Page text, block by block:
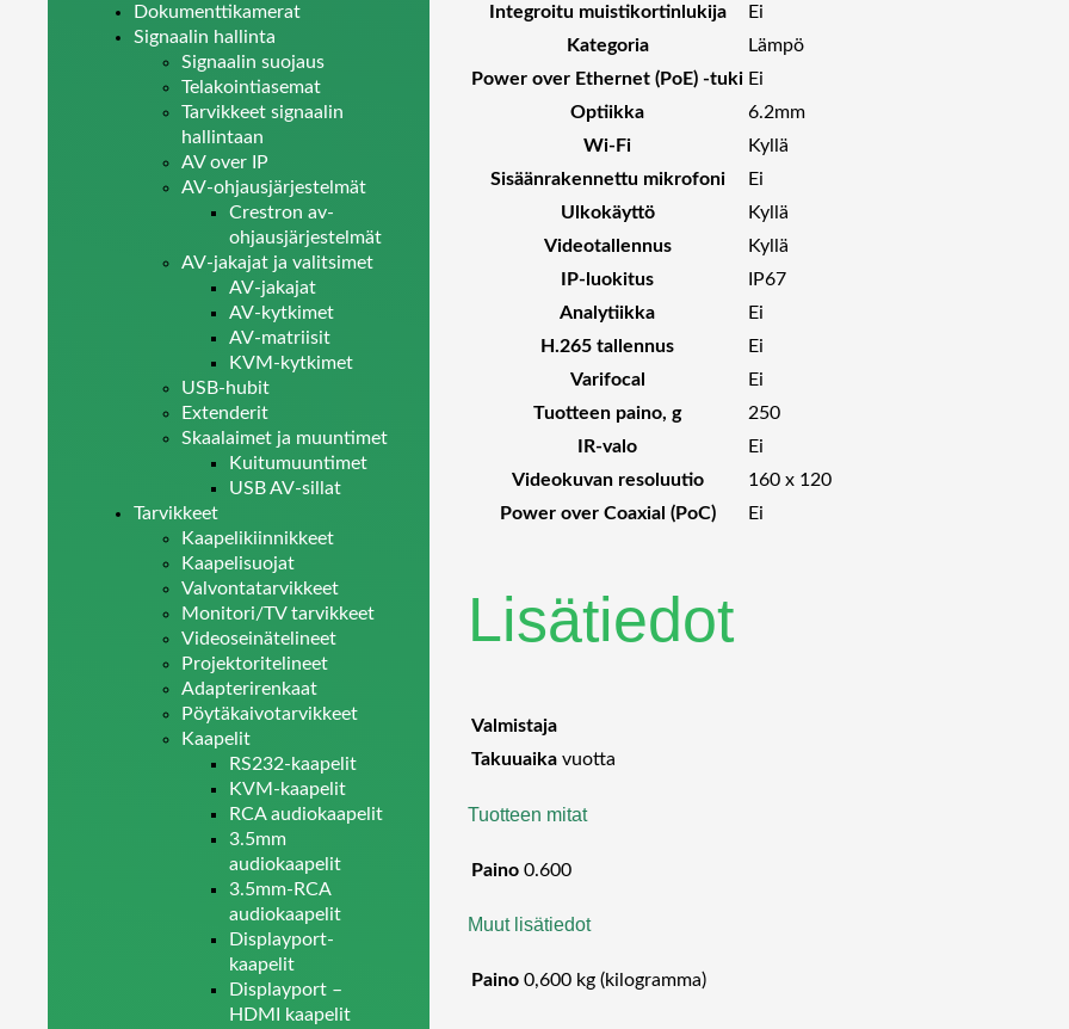
Dokumenttikamerat
Signaalin hallinta
Signaalin suojaus
Telakointiasemat
Tarvikkeet signaalin
hallintaan
AV over IP
AV-ohjausjärjestelmät
Crestron av-
ohjausjärjestelmät
AV-jakajat ja valitsimet
AV-jakajat
AV-kytkimet
AV-matriisit
KVM-kytkimet
USB-hubit
Extenderit
Skaalaimet ja muuntimet
Kuitumuuntimet
USB AV-sillat
Tarvikkeet
Kaapelikiinnikkeet
Kaapelisuojat
Valvontatarvikkeet
Monitori/TV tarvikkeet
Videoseinätelineet
Projektoritelineet
Adapterirenkaat
Pöytäkaivotarvikkeet
Kaapelit
RS232-kaapelit
KVM-kaapelit
RCA audiokaapelit
3.5mm
audiokaapelit
3.5mm-RCA
audiokaapelit
Displayport-
kaapelit
Displayport –
HDMI kaapelit
Integroitu muistikortinlukija
Ei
Kategoria
Lämpö
Power over Ethernet (PoE) -tuki Ei
Optiikka
6.2mm
Wi-Fi
Kyllä
Sisäänrakennettu mikrofoni
Ei
Ulkokäyttö
Kyllä
Videotallennus
Kyllä
IP-luokitus
IP67
Analytiikka
Ei
H.265 tallennus
Ei
Varifocal
Ei
Tuotteen paino, g
250
IR-valo
Ei
Videokuvan resoluutio
160 x 120
Power over Coaxial (PoC)
Ei
Lisätiedot
Valmistaja
Takuuaika vuotta
Tuotteen mitat
Paino 0.600
Muut lisätiedot
Paino 0,600 kg (kilogramma)